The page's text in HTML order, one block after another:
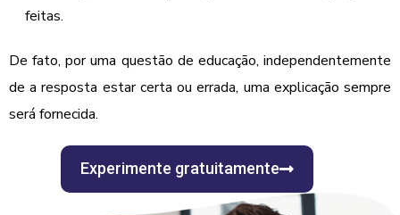
feitas.
De fato, por uma questão de educação, independentemente
de a resposta estar certa ou errada, uma explicação sempre
será fornecida.
Experimente gratuitamente